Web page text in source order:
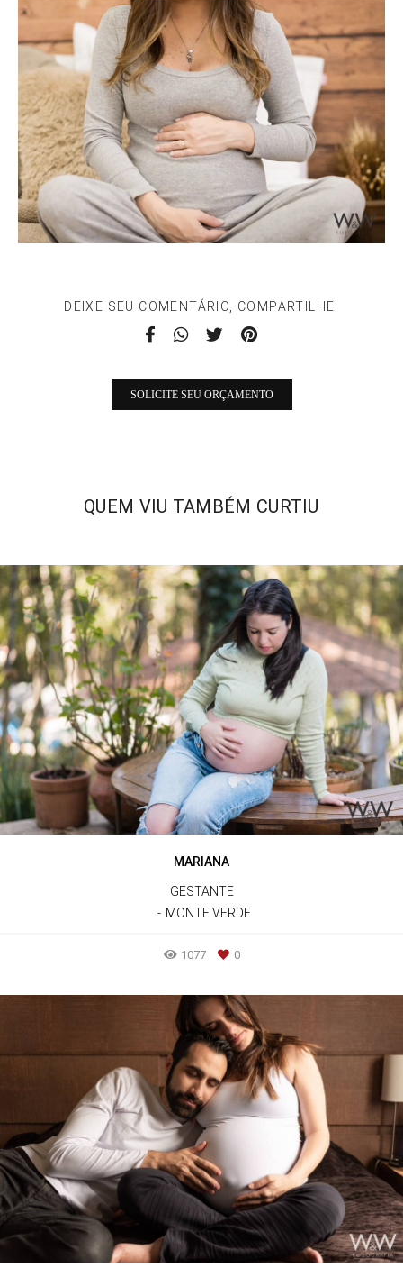
DEIXE SEU COMENTÁRIO, COMPARTILHE!
SOLICITE SEU ORÇAMENTO
QUEM VIU TAMBÉM CURTIU
MARIANA
GESTANTE
MONTE VERDE
1077 0